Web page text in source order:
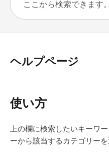
ヘルプページ
使い方
上の欄に検索したいキーワ
ーから該当するカテゴリーを